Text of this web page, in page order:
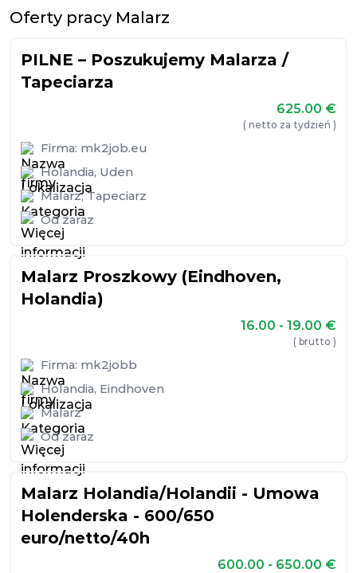
Oferty pracy Malarz
PILNE – Poszukujemy Malarza /
Tapeciarza
625.00 €
( netto za tydzień )
Firma: mk2job.eu
Holandia, Uden
Malarz, Tapeciarz
Od zaraz
Malarz Proszkowy (Eindhoven,
Holandia)
16.00 - 19.00 €
( brutto )
Firma: mk2jobb
Holandia, Eindhoven
Malarz
Od zaraz
Malarz Holandia/Holandii - Umowa
Holenderska - 600/650
euro/netto/40h
600.00 - 650.00 €